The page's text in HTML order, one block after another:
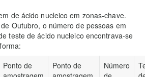
de ácido nucleico em zonas-chave.
Outubro, o número de pessoas em
teste de ácido nucleico encontrava-se
Ponto de
Ponto de
Número